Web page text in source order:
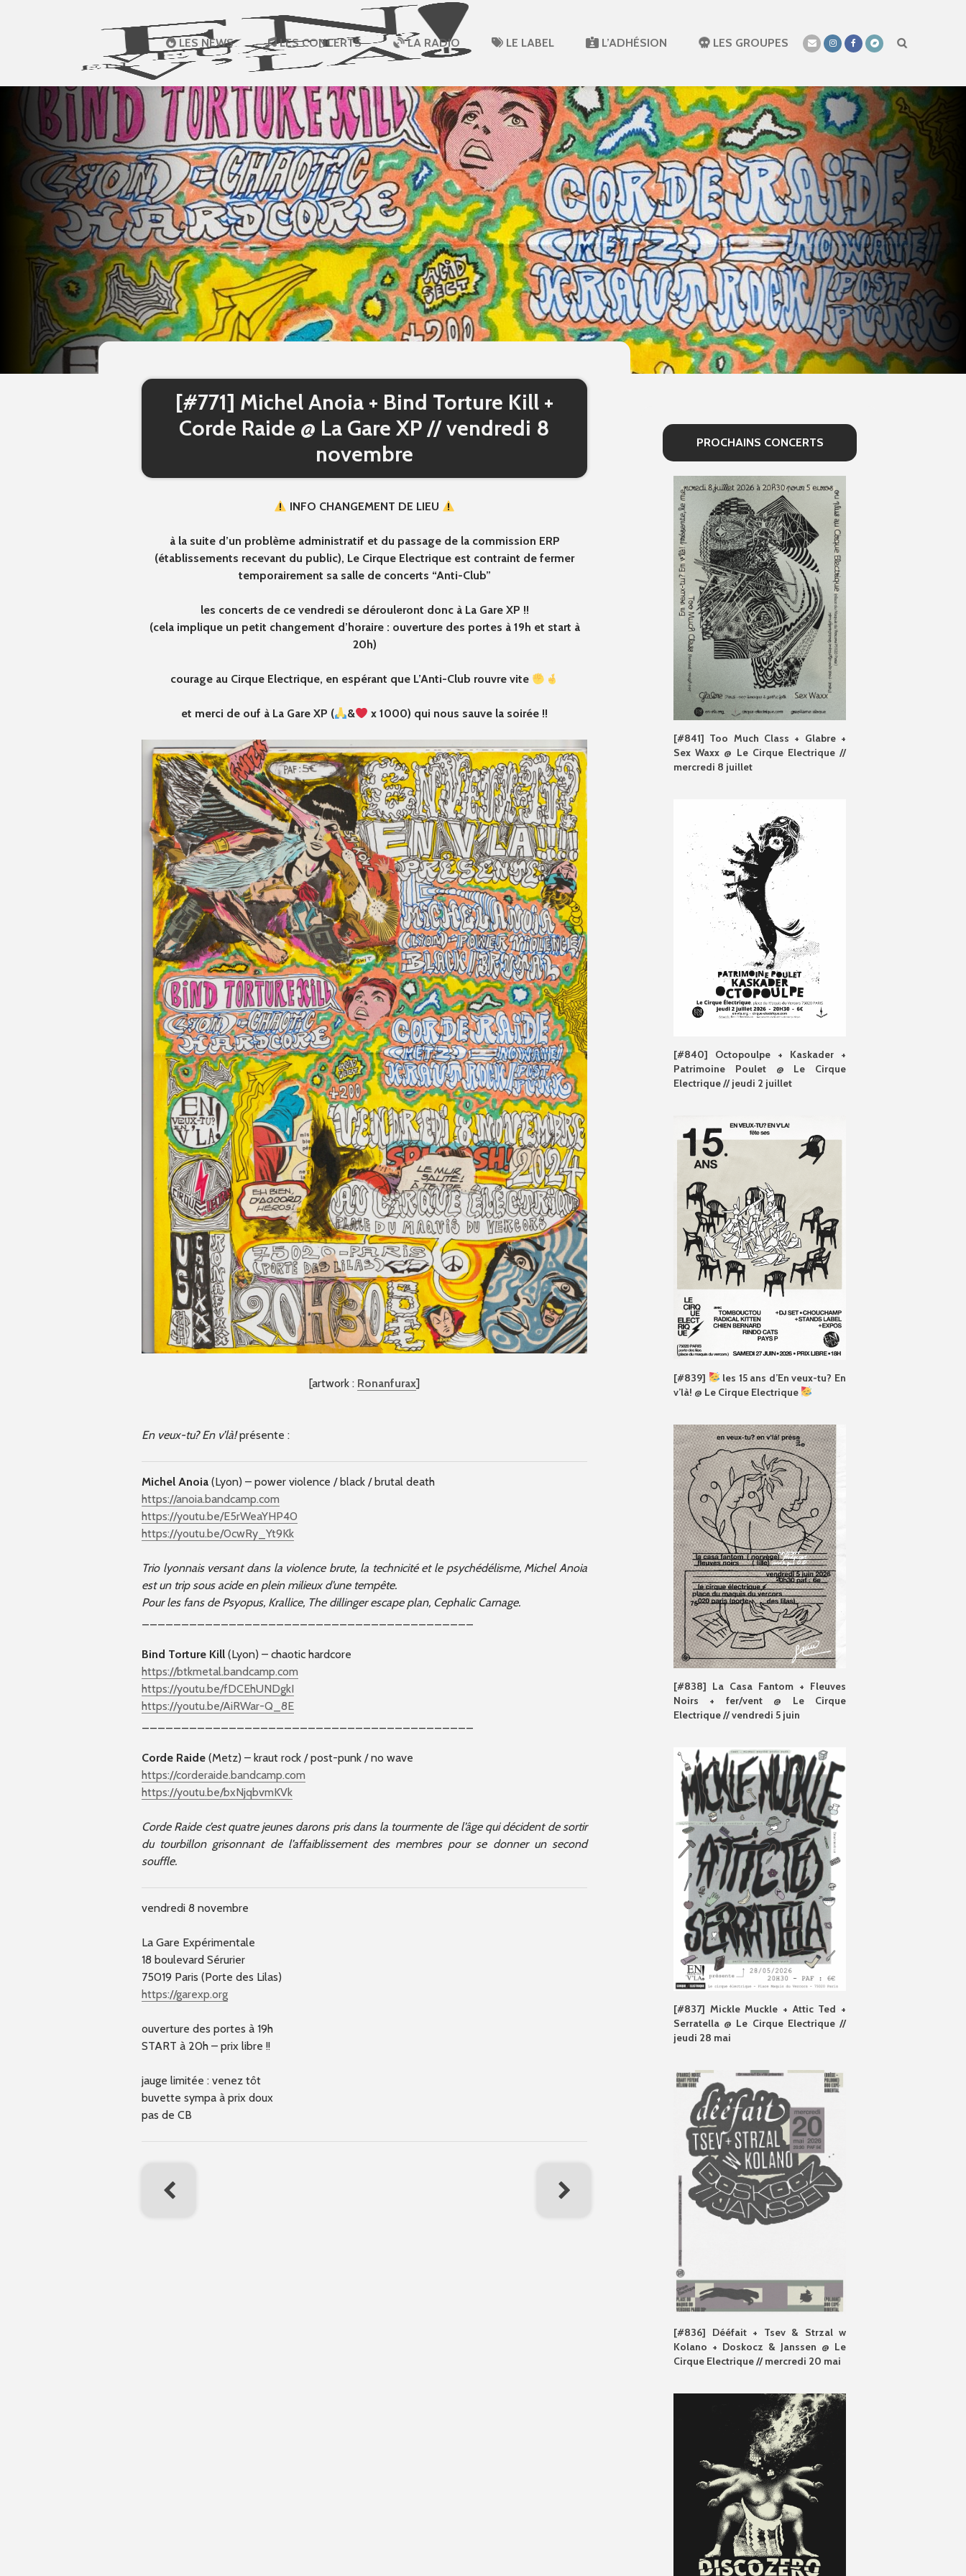
LES NEWS LES CONCERTS LA RADIO LE LABEL L’ADHÉSION LES GROUPES
[#771] Michel Anoia + Bind Torture Kill +
Corde Raide @ La Gare XP // vendredi 8
novembre
INFO CHANGEMENT DE LIEU
à la suite d’un problème administratif et du passage de la commission ERP
(établissements recevant du public), Le Cirque Electrique est contraint de fermer
temporairement sa salle de concerts “Anti-Club”
les concerts de ce vendredi se dérouleront donc à La Gare XP !!
(cela implique un petit changement d’horaire : ouverture des portes à 19h et start à
20h)
courage au Cirque Electrique, en espérant que L’Anti-Club rouvre vite
et merci de ouf à La Gare XP ( & x 1000) qui nous sauve la soirée !!
[artwork : Ronanfurax]
En veux-tu? En v’là!présente :
Michel Anoia (Lyon) – power violence / black / brutal death
https://anoia.bandcamp.com
https://youtu.be/E5rWeaYHP40
https://youtu.be/0cwRy_Yt9Kk
Trio lyonnais versant dans la violence brute, la technicité et le psychédélisme, Michel Anoia
est un trip sous acide en plein milieux d’une tempête.
Pour les fans de Psyopus, Krallice, The dillinger escape plan, Cephalic Carnage.
Bind Torture Kill (Lyon) – chaotic hardcore
https://btkmetal.bandcamp.com
https://youtu.be/fDCEhUNDgkI
https://youtu.be/AiRWar-Q_8E
Corde Raide (Metz) – kraut rock / post-punk / no wave
https://corderaide.bandcamp.com
https://youtu.be/bxNjqbvmKVk
Corde Raide c’est quatre jeunes darons pris dans la tourmente de l’âge qui décident de sortir
du tourbillon grisonnant de l’affaiblissement des membres pour se donner un second
souffle.
vendredi 8 novembre
La Gare Expérimentale
18 boulevard Sérurier
75019 Paris (Porte des Lilas)
https://garexp.org
ouverture des portes à 19h
START à 20h – prix libre !!
jauge limitée : venez tôt
buvette sympa à prix doux
pas de CB
PROCHAINS CONCERTS
[#841] Too Much Class + Glabre +
Sex Waxx @ Le Cirque Electrique //
mercredi 8 juillet
[#840] Octopoulpe + Kaskader +
Patrimoine Poulet @ Le Cirque
Electrique // jeudi 2 juillet
[#839]
les 15 ans d’En veux-tu? En
v’là! @ Le Cirque Electrique
[#838] La Casa Fantom + Fleuves
Noirs + fer/vent @ Le Cirque
Electrique // vendredi 5 juin
[#837] Mickle Muckle + Attic Ted +
Serratella @ Le Cirque Electrique //
jeudi 28 mai
[#836] Dééfait + Tsev & Strzal w
Kolano + Doskocz & Janssen @ Le
Cirque Electrique // mercredi 20 mai